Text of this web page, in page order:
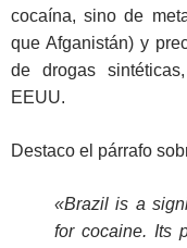
cocaína, sino de
que Afganistán) y
de drogas
EEUU.
Destaco el párrafo
«Brazil is a
for cocaine. Its